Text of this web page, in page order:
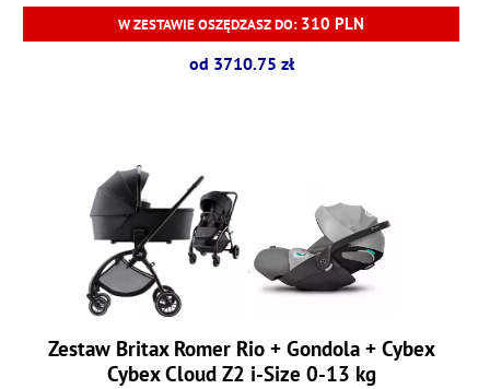
W ZESTAWIE OSZĘDZASZ DO: 310 PLN
od 3710.75 zł
Zestaw Britax Romer Rio + Gondola + Cybex
Cybex Cloud Z2 i-Size 0-13 kg